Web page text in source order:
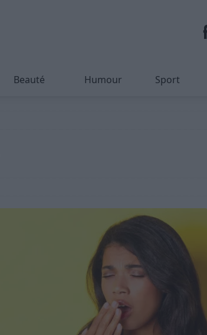
Beauté Humour Sport